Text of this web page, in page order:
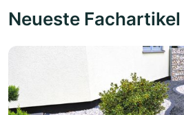
Neueste Fachartikel